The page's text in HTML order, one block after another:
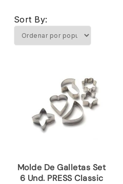
Sort By:
Molde De Galletas Set
6 Und. PRESS Classic